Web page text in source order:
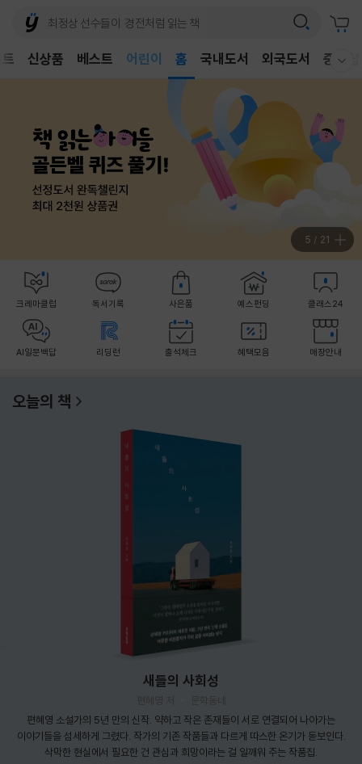
신상품 베스트
독후감
홈 국내도서 외국도서 중고샵
5 / 21
크레마클럽 독서기록 사은품 예스펀딩 클래스24
AI일문백답 리딩런 출석체크 혜택모음 매장안내
오늘의 책
새들의 사회성
편혜영 소설가의 5년 만의 신작. 약하고 작은 존재들이 서로 연결되어 나아가는
이야기들을 섬세하게 그렸다. 작가의 기존 작품들과 다르게 따스한 온기가 돋보인다.
삭막한 현실에서 필요한 건 관심과 희망이라는 걸 일깨워 주는 작품집.